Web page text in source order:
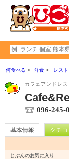
何食べる 洋食 レス
カフェアンドレ
096-245-
基本情報 クチコ
じぶんのお気に入り: